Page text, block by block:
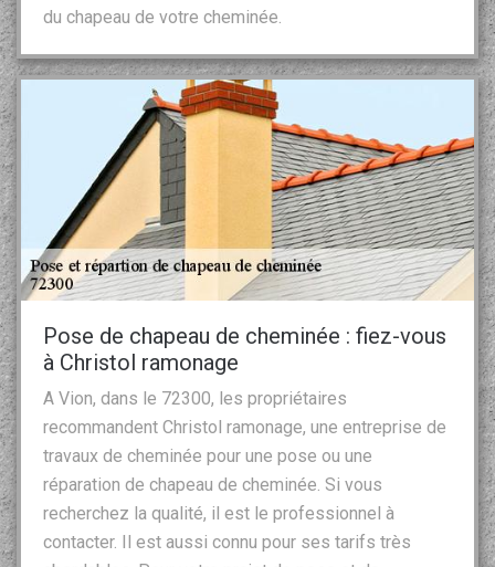
du chapeau de votre cheminée.
Pose de chapeau de cheminée : fiez-vous
à Christol ramonage
A Vion, dans le 72300, les propriétaires
recommandent Christol ramonage, une entreprise de
travaux de cheminée pour une pose ou une
réparation de chapeau de cheminée. Si vous
recherchez la qualité, il est le professionnel à
contacter. Il est aussi connu pour ses tarifs très